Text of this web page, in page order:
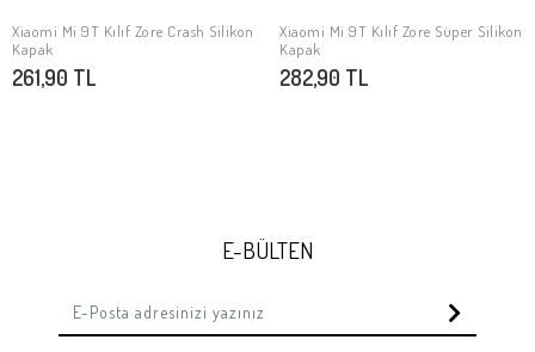
Stokta Yok
Xiaomi Mi 9T Kılıf Zore Crash Silikon
Kapak
261,90 TL
Stokta Yok
Xiaomi Mi 9T Kılıf Zore Süper Silikon
Kapak
282,90 TL
E-BÜLTEN